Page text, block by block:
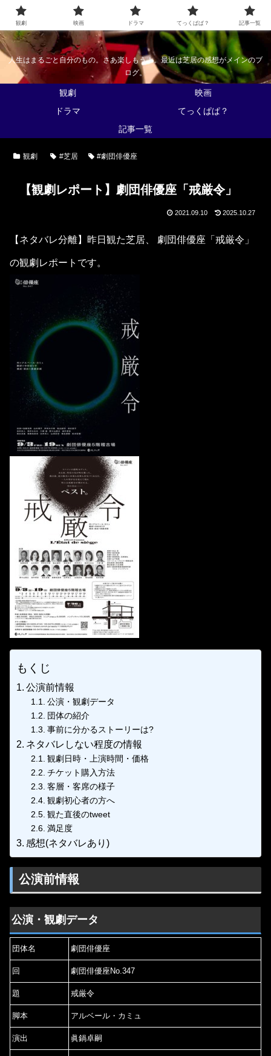
なんかくうかい
人生はまるごと自分のもの。さあ楽しもう！。最近は芝居の感想がメインのブ
ログ。
観劇
映画
ドラマ
てっくぱぱ？
記事一覧
観劇 #芝居 #劇団俳優座
【観劇レポート】劇団俳優座「戒厳令」
2021.09.10 2025.10.27
【ネタバレ分離】昨日観た芝居、 劇団俳優座「戒厳令」
の観劇レポートです。
もくじ
公演前情報
公演・観劇データ
団体の紹介
事前に分かるストーリーは?
ネタバレしない程度の情報
観劇日時・上演時間・価格
チケット購入方法
客層・客席の様子
観劇初心者の方へ
観た直後のtweet
満足度
感想(ネタバレあり)
公演前情報
公演・観劇データ
団体名 劇団俳優座
回 劇団俳優座No.347
題 戒厳令
脚本 アルベール・カミュ
演出 眞鍋卓嗣
観劇 映画 ドラマ てっくぱぱ？ 記事一覧